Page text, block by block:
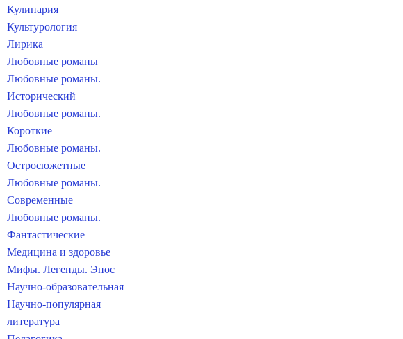
Кулинария
Культурология
Лирика
Любовные романы
Любовные романы.
Исторический
Любовные романы.
Короткие
Любовные романы.
Остросюжетные
Любовные романы.
Современные
Любовные романы.
Фантастические
Медицина и здоровье
Мифы. Легенды. Эпос
Научно-образовательная
Научно-популярная
литература